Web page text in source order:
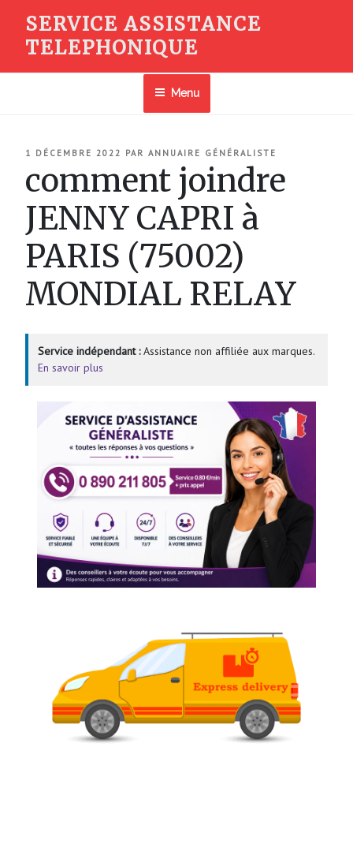
contenu
SERVICE ASSISTANCE
TELEPHONIQUE
Menu
PUBLIÉ
1 DÉCEMBRE 2022 PAR ANNUAIRE GÉNÉRALISTE
comment joindre
JENNY CAPRI à
PARIS (75002)
MONDIAL RELAY
Service indépendant :Assistance non affiliée aux marques.
En savoir plus